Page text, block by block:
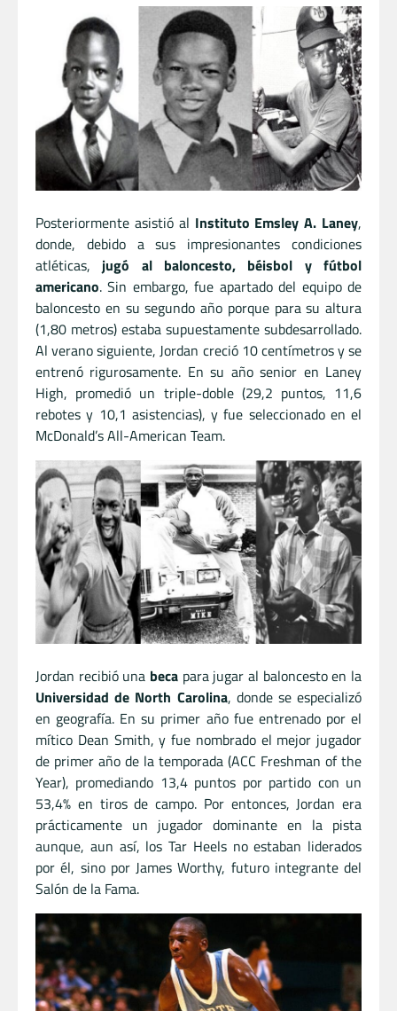
Posteriormente asistió al Instituto Emsley A. Laney,
donde, debido a sus impresionantes condiciones
atléticas, jugó al baloncesto, béisbol y fútbol
americano. Sin embargo, fue apartado del equipo de
baloncesto en su segundo año porque para su altura
(1,80 metros) estaba supuestamente subdesarrollado.
Al verano siguiente, Jordan creció 10 centímetros y se
entrenó rigurosamente. En su año senior en Laney
High, promedió un triple-doble (29,2 puntos, 11,6
rebotes y 10,1 asistencias), y fue seleccionado en el
McDonald’s All-American Team.
Jordan recibió una beca para jugar al baloncesto en la
Universidad de North Carolina, donde se especializó
en geografía. En su primer año fue entrenado por el
mítico Dean Smith, y fue nombrado el mejor jugador
de primer año de la temporada (ACC Freshman of the
Year), promediando 13,4 puntos por partido con un
53,4% en tiros de campo. Por entonces, Jordan era
prácticamente un jugador dominante en la pista
aunque, aun así, los Tar Heels no estaban liderados
por él, sino por James Worthy, futuro integrante del
Salón de la Fama.